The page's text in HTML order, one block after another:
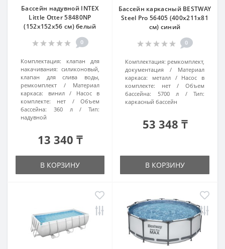
Бассейн надувной INTEX
Little Otter 58480NP
(152x152х56 см) белый
0
Комплектация:
клапан для
накачивания: силиконовый,
клапан для слива воды,
ремкомплект
Материал
каркаса:
винил
Насос в
комплекте:
нет
Объем
бассейна:
360 л
Тип:
надувной
13 340 ₸
В КОРЗИНУ
Бассейн каркасный BESTWAY
Steel Pro 56405 (400х211х81
см) синий
0
Комплектация: ремкомплект,
документация
Материал
каркаса:
металл
Насос в
комплекте:
нет
Объем
бассейна:
5700 л
Тип:
каркасный бассейн
53 348 ₸
В КОРЗИНУ